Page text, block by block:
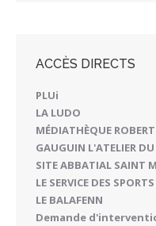
ACCÈS DIRECTS
PLUi
LA LUDO
MÉDIATHÈQUE
GAUGUIN L'ATELIER
SITE ABBATIAL SAINT
LE SERVICE DES SPORTS
LE BALAFENN
Demande